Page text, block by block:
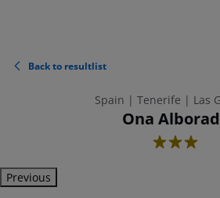
Back to resultlist
Spain | Tenerife | Las
Ona
3
Previous